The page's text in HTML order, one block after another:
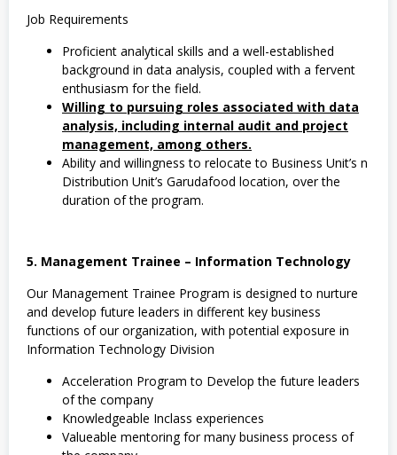
Job Requirements
Proficient analytical skills and a well-established
background in data analysis, coupled with a fervent
enthusiasm for the field.
Willing to pursuing roles associated with data
analysis, including internal audit and project
management, among others.
Ability and willingness to relocate to Business Unit’s n
Distribution Unit’s Garudafood location, over the
duration of the program.
5. Management Trainee – Information Technology
Our Management Trainee Program is designed to nurture
and develop future leaders in different key business
functions of our organization, with potential exposure in
Information Technology Division
Acceleration Program to Develop the future leaders
of the company
Knowledgeable Inclass experiences
Valueable mentoring for many business process of